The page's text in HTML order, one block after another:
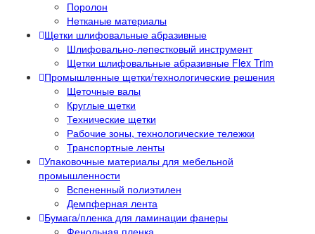
Поролон
Нетканые материалы
Щетки шлифовальные абразивные
Шлифовально-лепестковый инструмент
Щетки шлифовальные абразивные Flex Trim
Промышленные щетки/технологические решения
Щеточные валы
Круглые щетки
Технические щетки
Рабочие зоны, технологические тележки
Транспортные ленты
Упаковочные материалы для мебельной
промышленности
Вспененный полиэтилен
Демпферная лента
Бумага/пленка для ламинации фанеры